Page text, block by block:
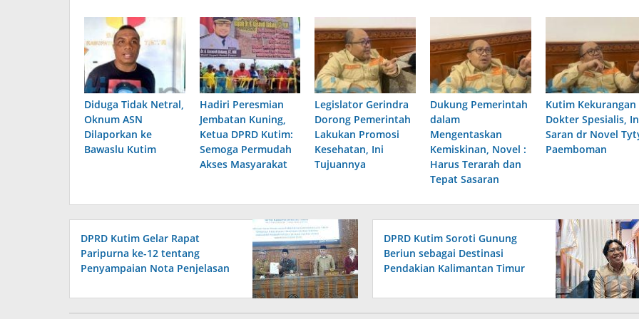
Diduga Tidak Netral,
Oknum ASN
Dilaporkan ke
Bawaslu Kutim
Hadiri Peresmian
Jembatan Kuning,
Ketua DPRD Kutim:
Semoga Permudah
Akses Masyarakat
Legislator Gerindra
Dorong Pemerintah
Lakukan Promosi
Kesehatan, Ini
Tujuannya
Dukung Pemerintah
dalam
Mengentaskan
Kemiskinan, Novel :
Harus Terarah dan
Tepat Sasaran
Kutim Kekurangan
Dokter Spesialis,
Saran dr Novel
Paemboman
DPRD Kutim Gelar Rapat
Paripurna ke-12 tentang
Penyampaian Nota Penjelasan
APBD 2026
DPRD Kutim Soroti Gunung
Beriun sebagai Destinasi
Pendakian Kalimantan Timur